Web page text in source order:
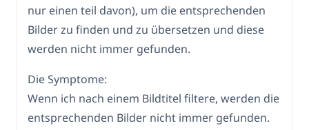
nur einen teil davon), um die entsprechenden
Bilder zu finden und zu übersetzen und diese
werden nicht immer gefunden.
Die Symptome:
Wenn ich nach einem Bildtitel filtere, werden die
entsprechenden Bilder nicht immer gefunden.